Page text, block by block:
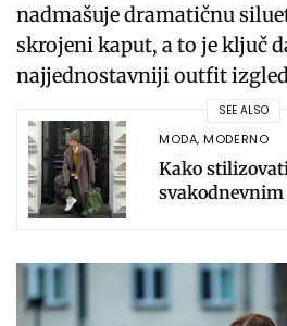
nadmašuje dramatičnu
skrojeni kaput, a to je ključ
najjednostavniji outfit
SEE ALSO
MODA,MODERNO
Kako